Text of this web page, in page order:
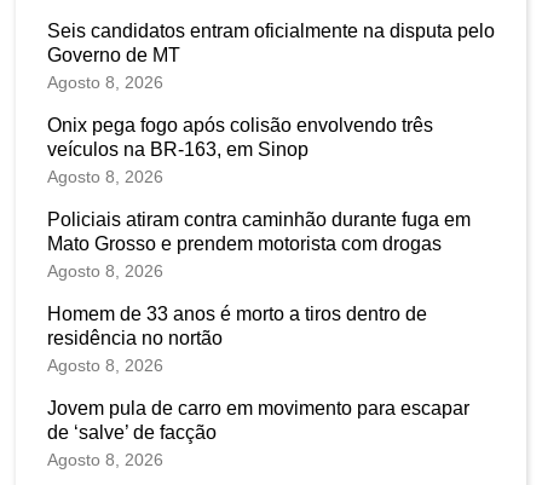
Seis candidatos entram oficialmente na disputa pelo
Governo de MT
Agosto 8, 2026
Onix pega fogo após colisão envolvendo três
veículos na BR-163, em Sinop
Agosto 8, 2026
Policiais atiram contra caminhão durante fuga em
Mato Grosso e prendem motorista com drogas
Agosto 8, 2026
Homem de 33 anos é morto a tiros dentro de
residência no nortão
Agosto 8, 2026
Jovem pula de carro em movimento para escapar
de ‘salve’ de facção
Agosto 8, 2026